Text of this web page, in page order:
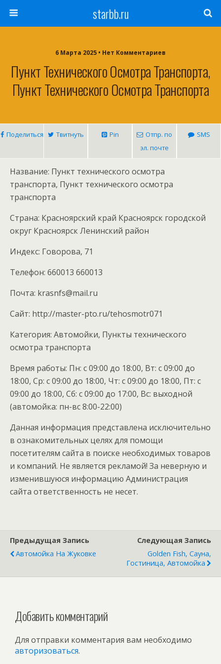
starbb.ru
6 Марта 2025 • Нет Комментариев
Пункт Технического Осмотра Транспорта,
Пункт Технического Осмотра Транспорта
Поделиться Твитнуть Pin
Отпр. по
эл. почте
SMS
Название: Пункт технического осмотра
транспорта, Пункт технического осмотра
транспорта
Страна: Красноярский край Красноярск городской
округ Красноярск Ленинский район
Индекс: Говорова, 71
Телефон: 660013 660013
Почта: krasnfs@mail.ru
Cайт: http://master-pto.ru/tehosmotr071
Категория: Автомойки, Пункты технического
осмотра транспорта
Время работы: Пн: с 09:00 до 18:00, Вт: с 09:00 до
18:00, Ср: с 09:00 до 18:00, Чт: с 09:00 до 18:00, Пт: с
09:00 до 18:00, Сб: с 09:00 до 17:00, Вс: выходной
(автомойка: пн-вс 8:00-22:00)
Данная информация представлена исключительно
в ознакомительных целях для помощи
посетителям сайта в поиске необходимых товаров
и компаний. Не является рекламой! За неверную и
изменившуюся информацию Администрация
сайта ответственность не несет.
Предыдущая Запись
Автомойка На Жуковке
Следующая Запись
Golden Fish, Сауна,
Гостиница, Автомойка
Добавить комментарий
Для отправки комментария вам необходимо
авторизоваться.